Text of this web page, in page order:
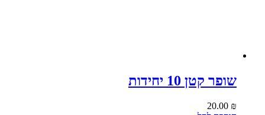
שופר קטן 10 יחידות
20.00 ₪